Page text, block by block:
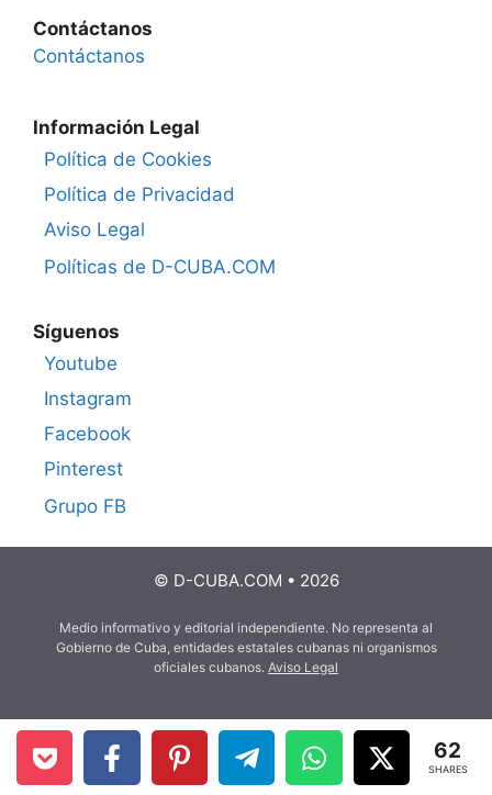
Contáctanos
Contáctanos
Información Legal
Política de Cookies
Política de Privacidad
Aviso Legal
Políticas de D-CUBA.COM
Síguenos
Youtube
Instagram
Facebook
Pinterest
Grupo FB
© D-CUBA.COM • 2026
Medio informativo y editorial independiente. No representa al
Gobierno de Cuba, entidades estatales cubanas ni organismos
oficiales cubanos. Aviso Legal
62
SHARES